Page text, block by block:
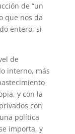
de “un
que nos da
entero, si
de
interno, más
y con la
con
política
importa, y